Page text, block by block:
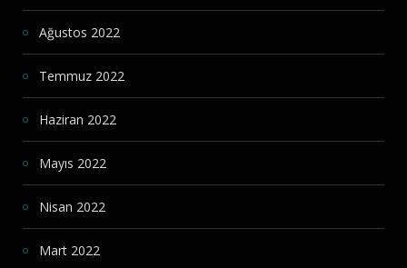
Ağustos 2022
Temmuz 2022
Haziran 2022
Mayıs 2022
Nisan 2022
Mart 2022